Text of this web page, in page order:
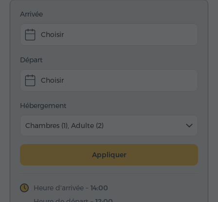
Arrivée
Choisir
Départ
Choisir
Hébergement
Chambres (1), Adulte (2)
Appliquer
Heure d'arrivée – 14:00